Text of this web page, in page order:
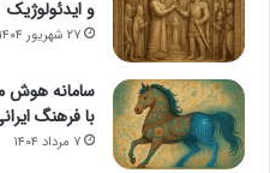
و ایدئولوژیک
۲۷ شهریور ۱۴۰۴
سامانه هوش
با فرهنگ
۷ مرداد ۱۴۰۴